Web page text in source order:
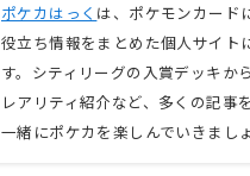
ポケカはっく は、ポケモンカード
役立ち情報をまとめた個人サイト
す。シティリーグの入賞デッキか
レアリティ紹介など、多くの記事
一緒にポケカを楽しんでいきまし